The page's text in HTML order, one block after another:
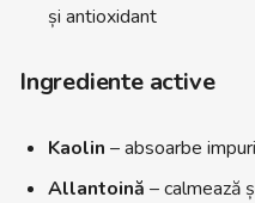
și antioxidant
Ingrediente active
Kaolin – absoarbe
Allantoină – calmează